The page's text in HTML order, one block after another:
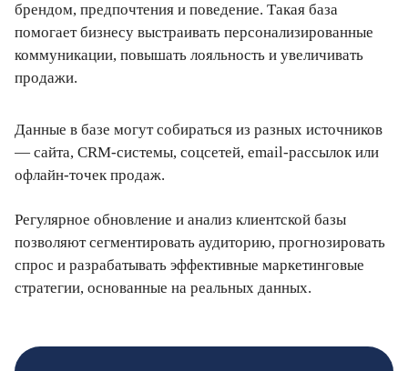
брендом, предпочтения и поведение. Такая база
помогает бизнесу выстраивать персонализированные
коммуникации, повышать лояльность и увеличивать
продажи.
Данные в базе могут собираться из разных источников
— сайта, CRM-системы, соцсетей, email-рассылок или
офлайн-точек продаж.
Регулярное обновление и анализ клиентской базы
позволяют сегментировать аудиторию, прогнозировать
спрос и разрабатывать эффективные маркетинговые
стратегии, основанные на реальных данных.